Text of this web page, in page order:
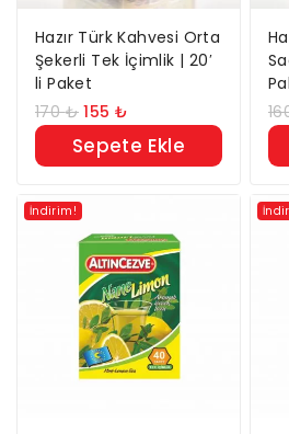
Hazır Türk Kahvesi Orta
Şekerli Tek İçimlik | 20′
li Paket
170₺ 155₺
Sepete Ekle
İndirim!